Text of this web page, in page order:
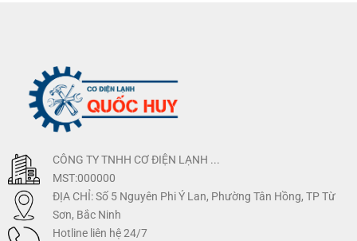
CÔNG TY TNHH CƠ ĐIỆN LẠNH ...
MST:000000
ĐỊA CHỈ: Số 5 Nguyên Phi Ý Lan, Phường Tân Hồng, TP Từ
Sơn, Bắc Ninh
Hotline liên hệ 24/7